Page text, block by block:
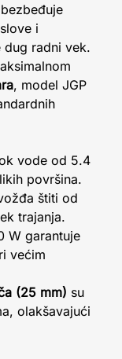
i
dug radni vek.
, model JGP
vode od 5.4
površina.
štiti od
trajanja.
W garantuje
većim
(25 mm) su
olakšavajući